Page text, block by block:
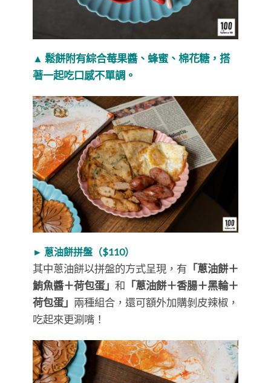
▲ 鬆餅附有綜合莓果醬、蜂蜜、棉花糖，搭
著一起吃口感不單調。
► 蔥油餅拼盤（$110）
其中蔥油餅以拼盤的方式呈現，有 「蔥油餅＋
鮪魚醬＋荷包蛋」 和 「蔥油餅＋香腸＋黑輪＋
荷包蛋」 兩種組合，還可額外加購剝皮辣椒，
吃起來更涮嘴！